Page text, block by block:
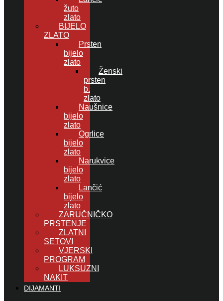
žuto
zlato
BIJELO
ZLATO
Prsten
bijelo
zlato
Ženski
prsten
b.
zlato
Naušnice
bijelo
zlato
Ogrlice
bijelo
zlato
Narukvice
bijelo
zlato
Lančić
bijelo
zlato
ZARUČNIČKO
PRSTENJE
ZLATNI
SETOVI
VJERSKI
PROGRAM
LUKSUZNI
NAKIT
DIJAMANTI